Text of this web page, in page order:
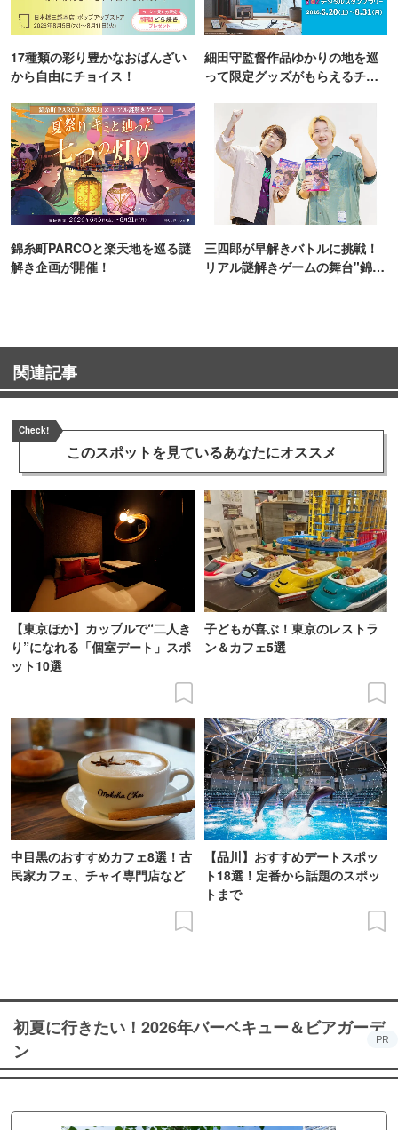
17種類の彩り豊かなおばんざい
から自由にチョイス！
細田守監督作品ゆかりの地を巡
って限定グッズがもらえるチャ
錦糸町PARCOと楽天地を巡る謎
解き企画が開催！
三四郎が早解きバトルに挑戦！
リアル謎解きゲームの舞台"錦糸
関連記事
Check!
このスポットを見ているあなたにオススメ
【東京ほか】カップルで“二人き
り”になれる「個室デート」スポ
ット10選
子どもが喜ぶ！東京のレストラ
ン＆カフェ5選
中目黒のおすすめカフェ8選！古
民家カフェ、チャイ専門店など
【品川】おすすめデートスポッ
ト18選！定番から話題のスポッ
トまで
初夏に行きたい！2026年バーベキュー＆ビアガーデ
ン
PR